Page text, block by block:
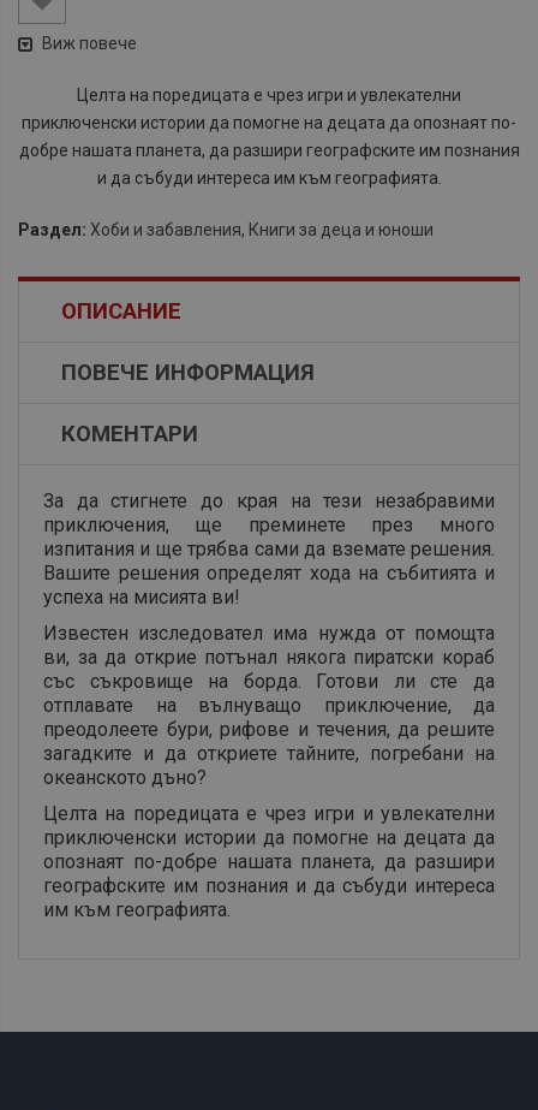
Виж повече
Целта на поредицата е чрез игри и увлекателни
приключенски истории да помогне на децата да опознаят по-
добре нашата планета, да разшири географските им познания
и да събуди интереса им към географията.
Раздел: Хоби и забавления, Книги за деца и юноши
ОПИСАНИЕ
ПОВЕЧЕ ИНФОРМАЦИЯ
КОМЕНТАРИ
За да стигнете до края на тези незабравими
приключения, ще преминете през много
изпитания и ще трябва сами да вземате решения.
Вашите решения определят хода на събитията и
успеха на мисията ви!
Известен изследовател има нужда от помощта
ви, за да открие потънал някога пиратски кораб
със съкровище на борда. Готови ли сте да
отплавате на вълнуващо приключение, да
преодолеете бури, рифове и течения, да решите
загадките и да откриете тайните, погребани на
океанското дъно?
Целта на поредицата е чрез игри и увлекателни
приключенски истории да помогне на децата да
опознаят по-добре нашата планета, да разшири
географските им познания и да събуди интереса
им към географията.